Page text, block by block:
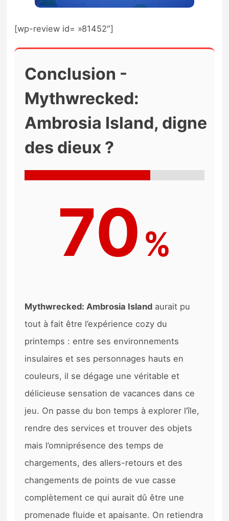
[wp-review id= »81452″]
Conclusion -
Mythwrecked:
Ambrosia Island, digne
des dieux ?
70 %
Mythwrecked: Ambrosia Island aurait pu
tout à fait être l’expérience cozy du
printemps : entre ses environnements
insulaires et ses personnages hauts en
couleurs, il se dégage une véritable et
délicieuse sensation de vacances dans ce
jeu. On passe du bon temps à explorer l’île,
rendre des services et trouver des objets
mais l’omniprésence des temps de
chargements, des allers-retours et des
changements de points de vue casse
complètement ce qui aurait dû être une
promenade fluide et apaisante. On retiendra